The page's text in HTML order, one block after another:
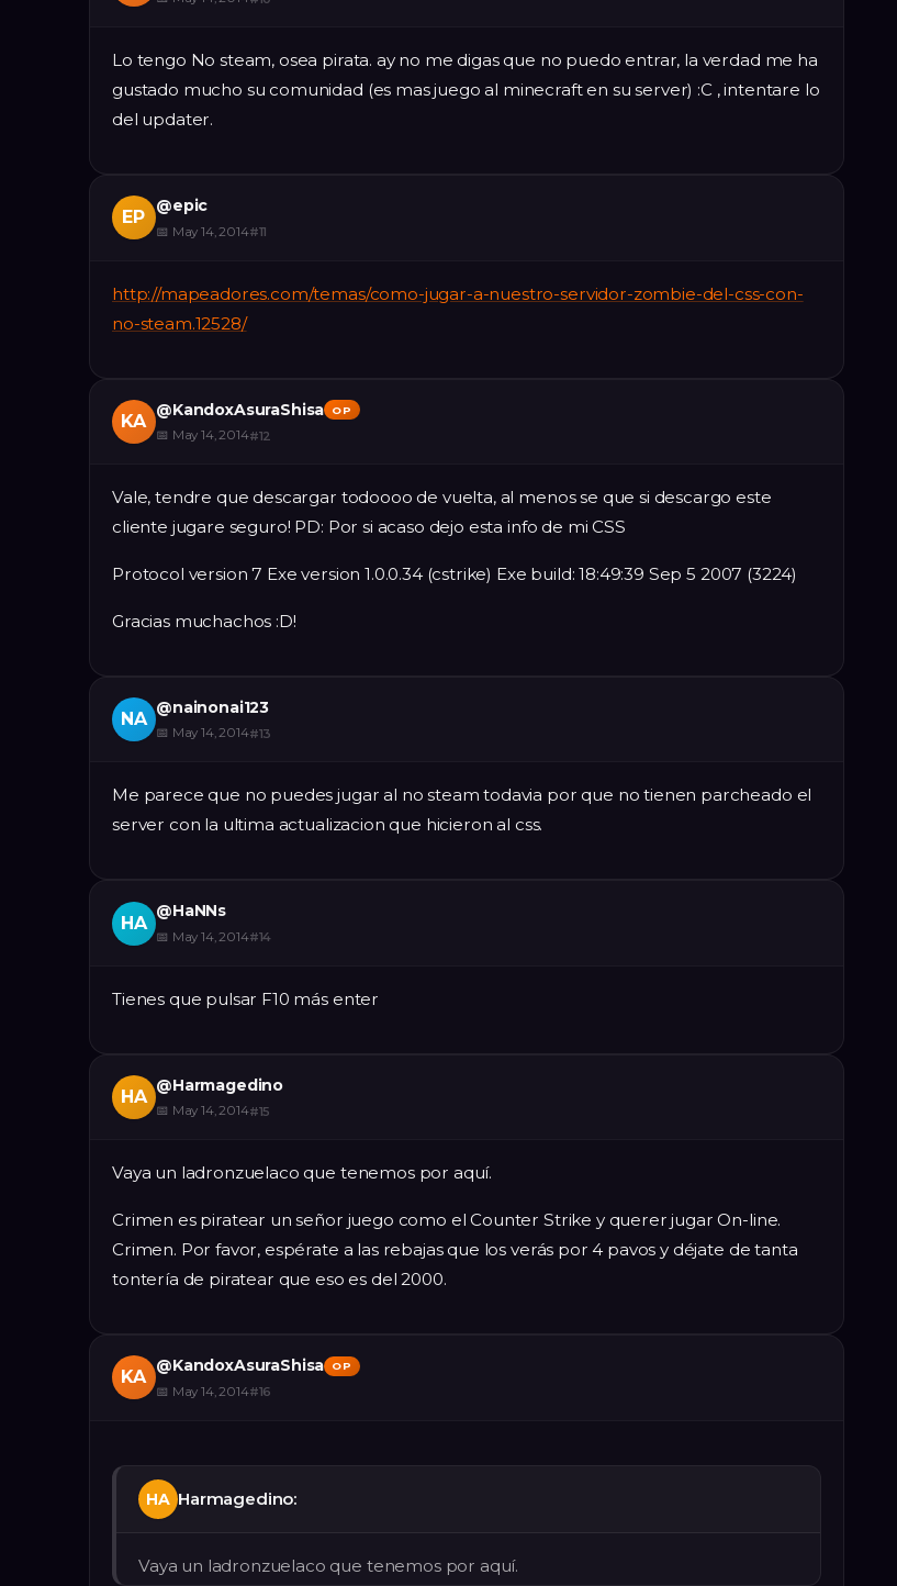
Lo tengo No steam, osea pirata. ay no me digas que no puedo entrar, la verdad me ha
gustado mucho su comunidad (es mas juego al minecraft en su server) :C , intentare lo
del updater.
EP
@epic
📅 May 14, 2014#11
http://mapeadores.com/temas/como-jugar-a-nuestro-servidor-zombie-del-css-con-
no-steam.12528/
KA
@KandoxAsuraShisa OP
📅 May 14, 2014#12
Vale, tendre que descargar todoooo de vuelta, al menos se que si descargo este
cliente jugare seguro! PD: Por si acaso dejo esta info de mi CSS
Protocol version 7 Exe version 1.0.0.34 (cstrike) Exe build: 18:49:39 Sep 5 2007 (3224)
Gracias muchachos :D!
NA
@nainonai123
📅 May 14, 2014#13
Me parece que no puedes jugar al no steam todavia por que no tienen parcheado el
server con la ultima actualizacion que hicieron al css.
HA
@HaNNs
📅 May 14, 2014#14
Tienes que pulsar F10 más enter
HA
@Harmagedino
📅 May 14, 2014#15
Vaya un ladronzuelaco que tenemos por aquí.
Crimen es piratear un señor juego como el Counter Strike y querer jugar On-line.
Crimen. Por favor, espérate a las rebajas que los verás por 4 pavos y déjate de tanta
tontería de piratear que eso es del 2000.
KA
@KandoxAsuraShisa OP
📅 May 14, 2014#16
HA Harmagedino:
Vaya un ladronzuelaco que tenemos por aquí.